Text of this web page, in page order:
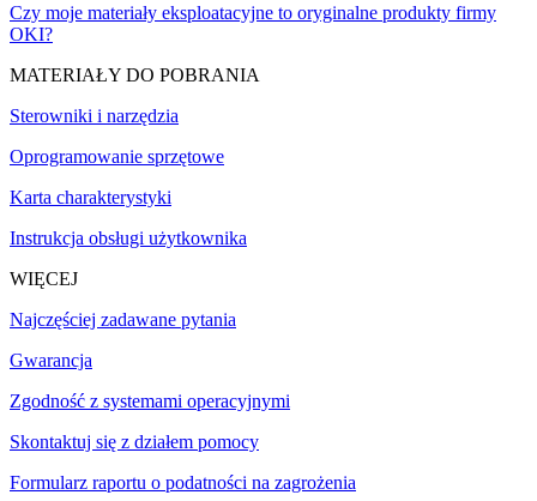
Czy moje materiały eksploatacyjne to oryginalne produkty firmy
OKI?
MATERIAŁY DO POBRANIA
Sterowniki i narzędzia
Oprogramowanie sprzętowe
Karta charakterystyki
Instrukcja obsługi użytkownika
WIĘCEJ
Najczęściej zadawane pytania
Gwarancja
Zgodność z systemami operacyjnymi
Skontaktuj się z działem pomocy
Formularz raportu o podatności na zagrożenia